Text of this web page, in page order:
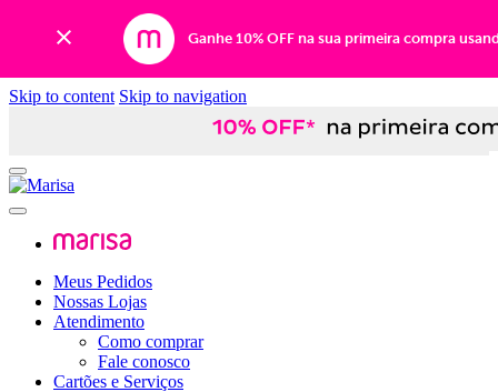
Ganhe 10% OFF na sua primeira compra
Skip to content Skip to navigation
Meus Pedidos
Nossas Lojas
Atendimento
Como comprar
Fale conosco
Cartões e Serviços